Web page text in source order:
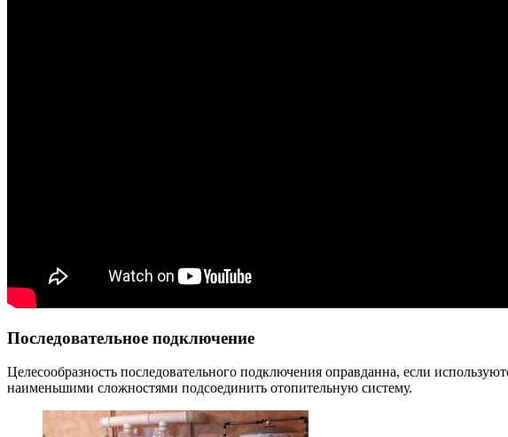
Последовательное подключение
Целесообразность последовательного подключения оправданна, если
наименьшими сложностями подсоединить отопительную систему.